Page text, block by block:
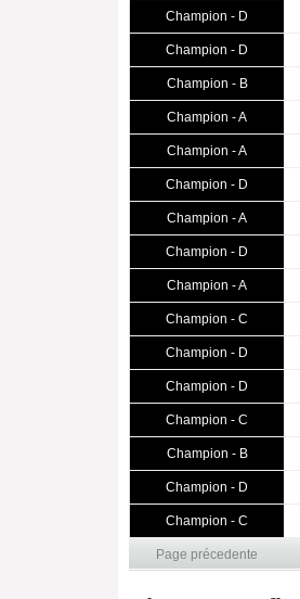
Champion - D
Champion - D
Champion - B
Champion - A
Champion - A
Champion - D
Champion - A
Champion - D
Champion - A
Champion - C
Champion - D
Champion - D
Champion - C
Champion - B
Champion - D
Champion - C
Page précedente